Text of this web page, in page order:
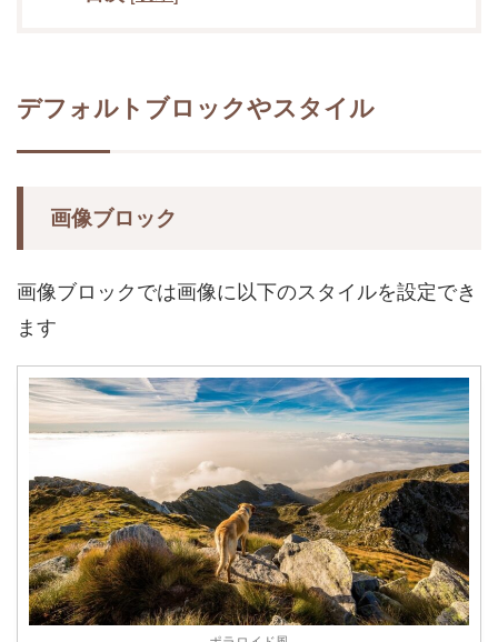
デフォルトブロックやスタイル
画像ブロック
画像ブロックでは画像に以下のスタイルを設定でき
ます